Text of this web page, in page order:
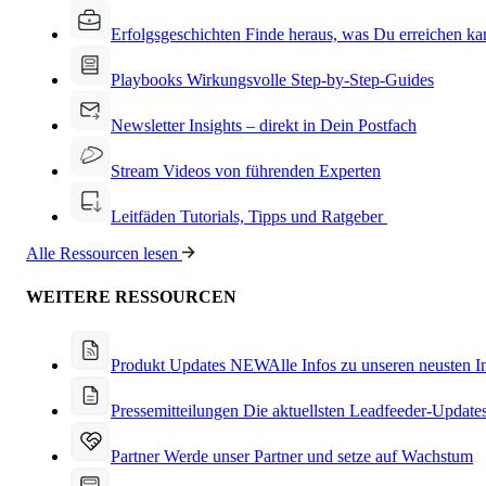
Erfolgsgeschichten Finde heraus, was Du erreichen
Playbooks Wirkungsvolle Step-by-Step-Guides
NewsletterInsights – direkt in Dein Postfach
Stream Videos von führenden Experten
Leitfäden Tutorials, Tipps und Ratgeber
Alle Ressourcen lesen
WEITERE RESSOURCEN
Produkt Updates NEWAlle Infos zu unseren neusten
Pressemitteilungen Die aktuellsten Leadfeeder-
PartnerWerde unser Partner und setze auf Wachstum